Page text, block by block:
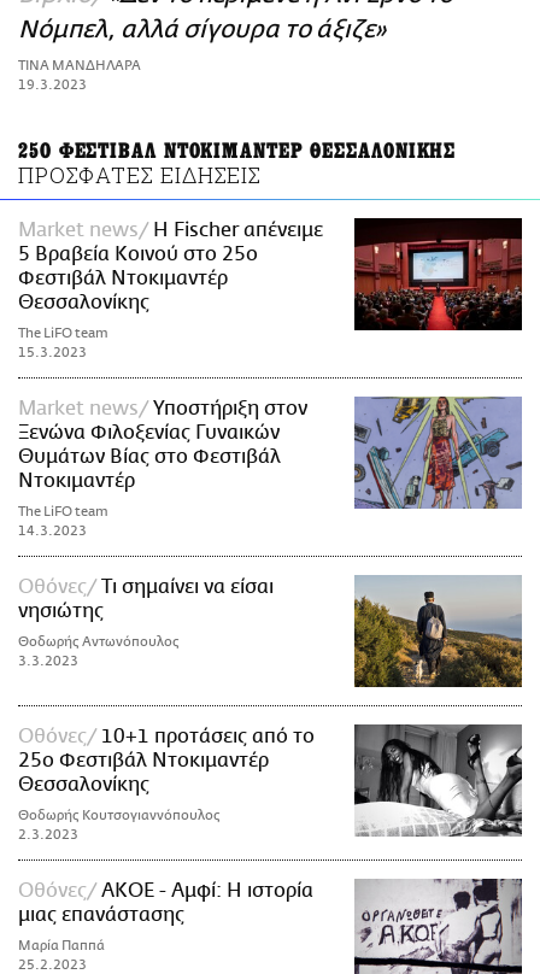
ΑΜΠΑ
PRINT
Νόμπελ, αλλά σίγουρα το άξιζε»
ΤΙΝΑ ΜΑΝΔΗΛΑΡΑ
19.3.2023
25Ο ΦΕΣΤΙΒΑΛ ΝΤΟΚΙΜΑΝΤΕΡ ΘΕΣΣΑΛΟΝΙΚΗΣ
ΠΡΟΣΦΑΤΕΣ ΕΙΔΗΣΕΙΣ
Market news
Η Fischer απένειμε
5 Βραβεία Κοινού στο 25ο
Φεστιβάλ Ντοκιμαντέρ
Θεσσαλονίκης
The LiFO team
15.3.2023
Market news
Υποστήριξη στον
Ξενώνα Φιλοξενίας Γυναικών
Θυμάτων Βίας στο Φεστιβάλ
Ντοκιμαντέρ
The LiFO team
14.3.2023
Οθόνες
Τι σημαίνει να είσαι
νησιώτης
Θοδωρής Αντωνόπουλος
3.3.2023
Οθόνες
10+1 προτάσεις από το
25ο Φεστιβάλ Ντοκιμαντέρ
Θεσσαλονίκης
Θοδωρής Κουτσογιαννόπουλος
2.3.2023
Οθόνες
AKOE - Αμφί: Η ιστορία
μιας επανάστασης
Μαρία Παππά
25.2.2023